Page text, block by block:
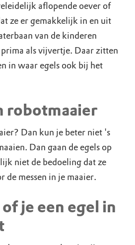
aflopende oever of
ze er gemakkelijk in en uit
van de kinderen
als vijvertje. Daar zitten
in waar egels ook bij het
robotmaaier
Dan kun je beter niet 's
Dan gaan de egels op
niet de bedoeling dat ze
de messen in je maaier.
je een egel in